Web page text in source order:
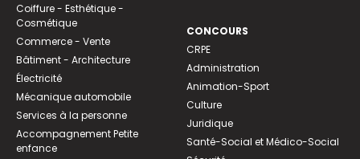
Coiffure - Esthétique -
Cosmétique
Commerce - Vente
Bâtiment - Architecture
Électricité
Mécanique automobile
Services à la personne
Accompagnement Petite
enfance
CONCOURS
CRPE
Administration
Animation-Sport
Culture
Juridique
Santé-Social et Médico-Social